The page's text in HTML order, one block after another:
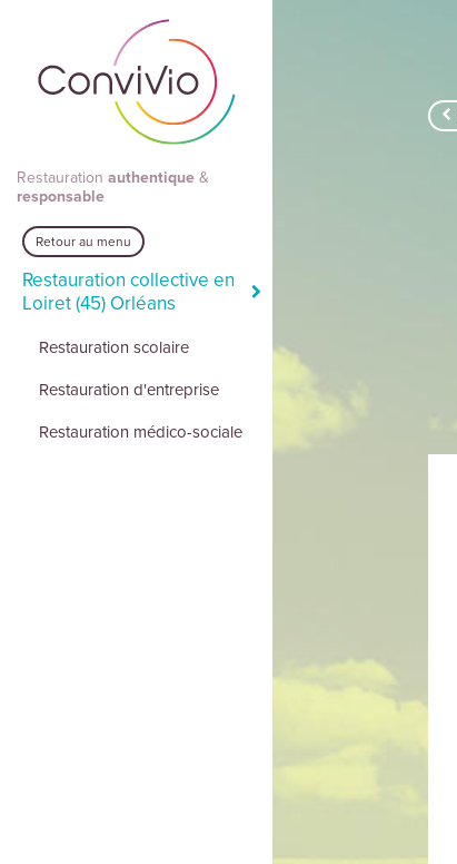
Restauration authentique &
responsable
Retour au menu
Restauration collective en
Loiret (45) Orléans
Restauration scolaire
Restauration d'entreprise
Restauration médico-sociale